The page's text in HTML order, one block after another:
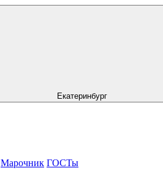
Екатеринбург
Марочник ГОСТы